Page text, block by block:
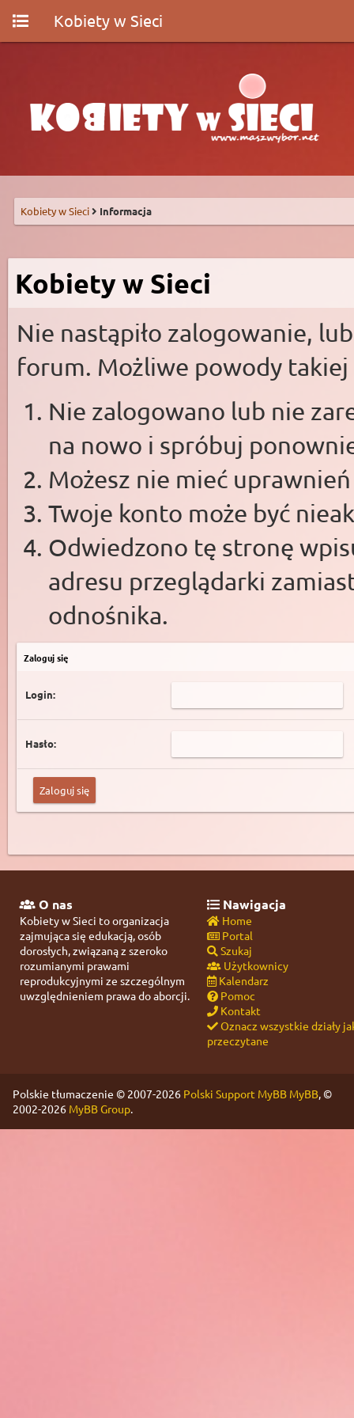
Kobiety w Sieci
Kobiety w Sieci Informacja
Kobiety w Sieci
Nie nastąpiło zalogowanie,
forum. Możliwe powody takiej
Nie zalogowano lub nie
na nowo i spróbuj
Możesz nie mieć
Twoje konto może być
Odwiedzono tę stronę
adresu przeglądarki
odnośnika.
Zaloguj się
Login:
Hasło:
O nas
Kobiety w Sieci to organizacja
zajmująca się edukacją, osób
dorosłych, związaną z szeroko
rozumianymi prawami
reprodukcyjnymi ze szczególnym
uwzględnieniem prawa do aborcji.
Nawigacja
Home
Portal
Szukaj
Użytkownicy
Kalendarz
Pomoc
Kontakt
Oznacz wszystkie działy
przeczytane
Polskie tłumaczenie © 2007-2026 Polski Support MyBB MyBB, ©
2002-2026 MyBB Group.